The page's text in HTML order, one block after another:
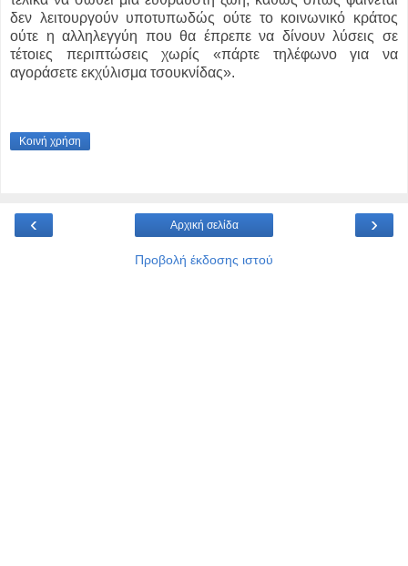
δεν λειτουργούν υποτυπωδώς ούτε το κοινωνικό κράτος
ούτε η αλληλεγγύη που θα έπρεπε να δίνουν λύσεις σε
τέτοιες περιπτώσεις χωρίς «πάρτε τηλέφωνο για να
αγοράσετε εκχύλισμα τσουκνίδας».
Κοινή χρήση
‹ ›
Αρχική σελίδα
Προβολή έκδοσης ιστού